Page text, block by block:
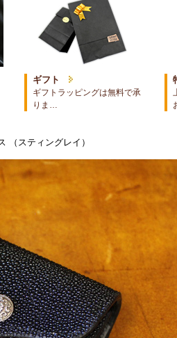
ギフト
ギフトラッピングは無料で承
りま…
（スティングレイ）